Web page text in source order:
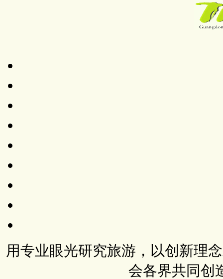
用专业眼光研究旅游，以创新理
会各界共同创